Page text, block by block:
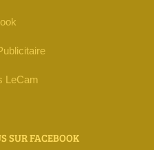
LeCam
SUR FACEBOOK